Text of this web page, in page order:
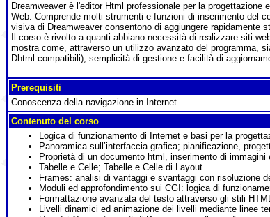
Dreamweaver è l'editor Html professionale per la
Web. Comprende molti strumenti e funzioni di inserimento del
visiva di Dreamweaver consentono di aggiungere rapidamente
Il corso è rivolto a quanti abbiano necessità di realizzare siti
mostra come, attraverso un utilizzo avanzato del programma,
Dhtml compatibili), semplicità di gestione e facilità di
Prerequisiti
Conoscenza della navigazione in Internet.
Contenuto del corso
Logica di funzionamento di Internet e basi per la
Panoramica sull’interfaccia grafica; pianificazione,
Proprietà di un documento html, inserimento di immagini
Tabelle e Celle; Tabelle e Celle di Layout
Frames: analisi di vantaggi e svantaggi con risoluzione
Moduli ed approfondimento sui CGI: logica di
Formattazione avanzata del testo attraverso gli stili
Livelli dinamici ed animazione dei livelli mediante linee